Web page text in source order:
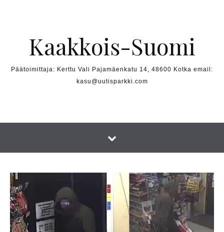
Kaakkois-Suomi
Päätoimittaja: Kerttu Vali Pajamäenkatu 14, 48600 Kotka email:
kasu@uutisparkki.com